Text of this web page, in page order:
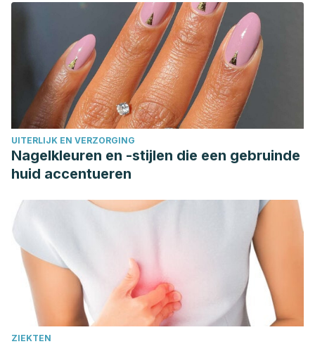
UITERLIJK EN VERZORGING
Nagelkleuren en -stijlen die een gebruinde
huid accentueren
ZIEKTEN